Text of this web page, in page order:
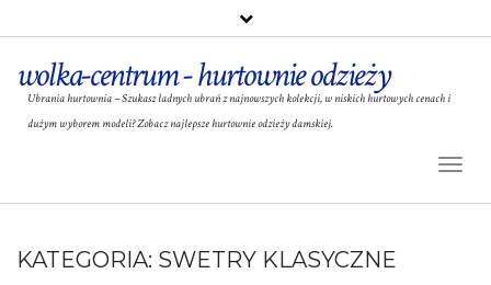
wolka-centrum - hurtownie odzieży
Ubrania hurtownia – Szukasz ładnych ubrań z najnowszych kolekcji, w niskich hurtowych cenach i
dużym wyborem modeli? Zobacz najlepsze hurtownie odzieży damskiej.
KATEGORIA: SWETRY KLASYCZNE